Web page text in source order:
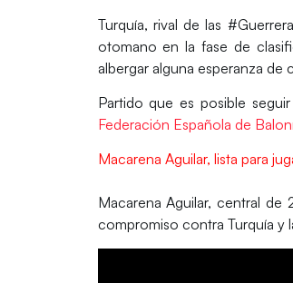
Turquía, rival de las
otomano en la fase de
albergar alguna esperanza de
Partido que es posible
Federación Española de
Macarena Aguilar, lista para
Macarena Aguilar, central de
compromiso contra Turquía y